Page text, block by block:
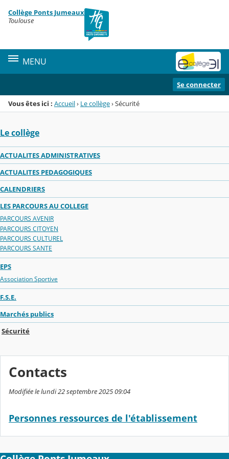
Menu de la rubrique
Contenu
Collège Ponts Jumeaux
Toulouse
MENU
Se connecter
Vous êtes ici : Accueil› Le collège›Sécurité
Le collège
ACTUALITES ADMINISTRATIVES
ACTUALITES PEDAGOGIQUES
CALENDRIERS
LES PARCOURS AU COLLEGE
PARCOURS AVENIR
PARCOURS CITOYEN
PARCOURS CULTUREL
PARCOURS SANTE
EPS
Association Sportive
F.S.E.
Marchés publics
Sécurité
Contacts
Modifiée le lundi 22 septembre 2025 09:04
Personnes ressources de l'établissement